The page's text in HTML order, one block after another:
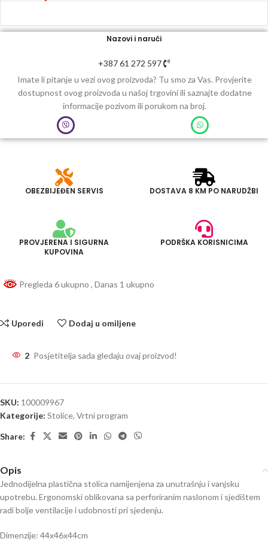
Nazovi i naruči
+387 61 272 597
Imate li pitanje u vezi ovog proizvoda? Tu smo za Vas. Provjerite
dostupnost ovog proizvoda u našoj trgovini ili saznajte dodatne
informacije pozivom ili porukom na broj.
OBEZBIJEĐEN SERVIS DOSTAVA 8 KM PO NARUDŽBI
PROVJERENA I SIGURNA
KUPOVINA
PODRŠKA KORISNICIMA
Pregleda 6 ukupno , Danas 1 ukupno
Uporedi Dodaj u omiljene
2 Posjetitelja sada gledaju ovaj proizvod!
SKU: 100009967
Kategorije: Stolice, Vrtni program
Share:
Opis
Jednodijelna plastična stolica namijenjena za unutrašnju i vanjsku
upotrebu. Ergonomski oblikovana sa perforiranim naslonom i sjedištem
radi bolje ventilacije i udobnosti pri sjedenju.
Dimenzije: 44x46x44cm